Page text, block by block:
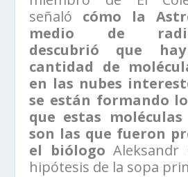
señaló cómo la
medio de
descubrió que
cantidad de
en las nubes
se están formando
que estas
son las que fueron
el biólogo
hipótesis de la sopa